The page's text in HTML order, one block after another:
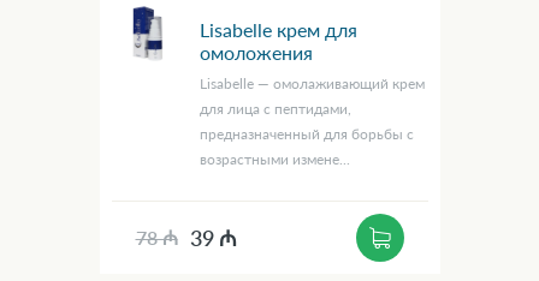
Lisabelle крем для
омоложения
Lisabelle — омолаживающий крем
для лица с пептидами,
предназначенный для борьбы с
возрастными измене...
78 ₼ 39 ₼